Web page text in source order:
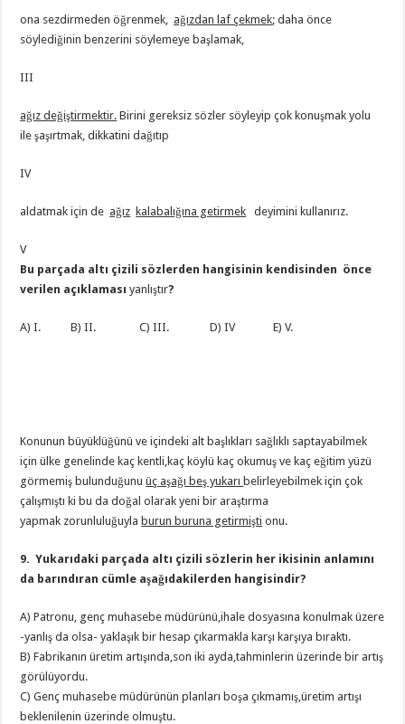
ona sezdirmeden öğrenmek, ağızdan laf çekmek; daha önce
söylediğinin benzerini söylemeye başlamak,
III
ağız değiştirmektir. Birini gereksiz sözler söyleyip çok konuşmak yolu
ile şaşırtmak, dikkatini dağıtıp
IV
aldatmak için de ağız kalabalığına getirmek deyimini kullanırız.
V
Bu parçada altı çizili sözlerden hangisinin kendisinden önce
verilen açıklamasıyanlıştır?
A) I. B) II. C) III. D) IV E) V.
Konunun büyüklüğünü ve içindeki alt başlıkları sağlıklı saptayabilmek
için ülke genelinde kaç kentli,kaç köylü kaç okumuş ve kaç eğitim yüzü
görmemiş bulunduğunuüç aşağı beş yukarı belirleyebilmek için çok
çalışmıştı ki bu da doğal olarak yeni bir araştırma
yapmak zorunluluğuyla burun buruna getirmişti onu.
9. Yukarıdaki parçada altı çizili sözlerin her ikisinin anlamını
da barındıran cümle aşağıdakilerden hangisindir?
A) Patronu, genç muhasebe müdürünü,ihale dosyasına konulmak üzere
-yanlış da olsa- yaklaşık bir hesap çıkarmakla karşı karşıya bıraktı.
B) Fabrikanın üretim artışında,son iki ayda,tahminlerin üzerinde bir artış
görülüyordu.
C) Genç muhasebe müdürünün planları boşa çıkmamış,üretim artışı
beklenilenin üzerinde olmuştu.